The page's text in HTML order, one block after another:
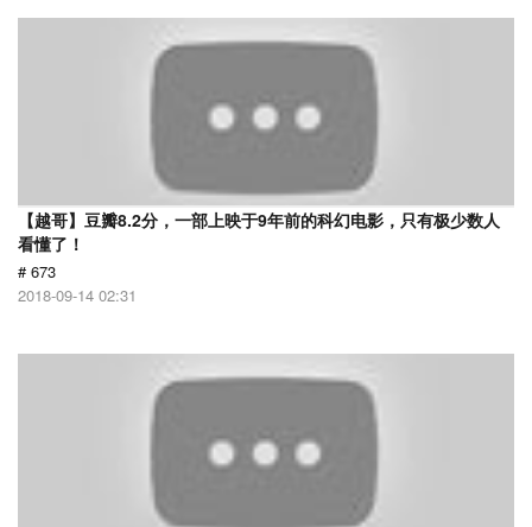
【越哥】豆瓣8.2分，一部上映于9年前的科幻电影，只有极少数人
看懂了！
# 673
2018-09-14 02:31